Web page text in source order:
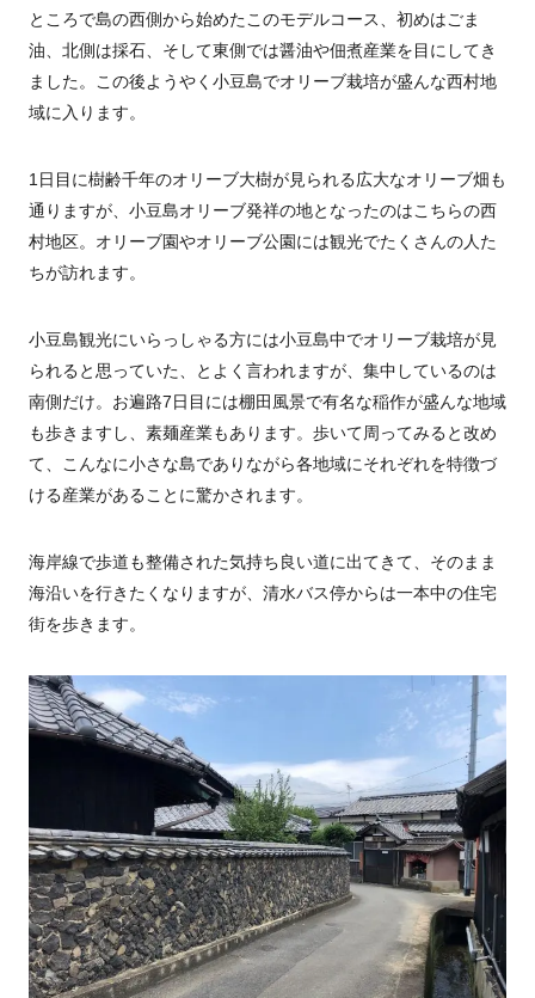
ところで島の西側から始めたこのモデルコース、初めはごま
油、北側は採石、そして東側では醤油や佃煮産業を目にしてき
ました。この後ようやく小豆島でオリーブ栽培が盛んな西村地
域に入ります。
1日目に樹齢千年のオリーブ大樹が見られる広大なオリーブ畑も
通りますが、小豆島オリーブ発祥の地となったのはこちらの西
村地区。オリーブ園やオリーブ公園には観光でたくさんの人た
ちが訪れます。
小豆島観光にいらっしゃる方には小豆島中でオリーブ栽培が見
られると思っていた、とよく言われますが、集中しているのは
南側だけ。お遍路7日目には棚田風景で有名な稲作が盛んな地域
も歩きますし、素麺産業もあります。歩いて周ってみると改め
て、こんなに小さな島でありながら各地域にそれぞれを特徴づ
ける産業があることに驚かされます。
海岸線で歩道も整備された気持ち良い道に出てきて、そのまま
海沿いを行きたくなりますが、清水バス停からは一本中の住宅
街を歩きます。